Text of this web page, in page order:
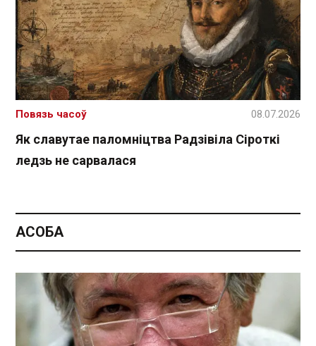
Як славутае паломніцтва Радзівіла Сіроткі
ледзь не сарвалася
Повязь часоў 08.07.2026
АСОБА